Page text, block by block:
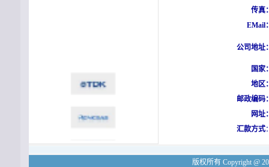
传真
EMail
公司地址
国家
地区
邮政编码
网址
汇款方式
版权所有 Copyright @